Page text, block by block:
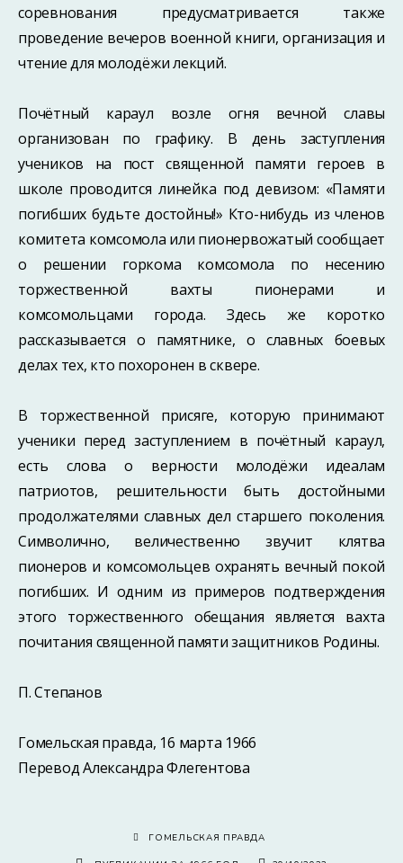
соревнования предусматривается также
проведение вечеров военной книги, организация и
чтение для молодёжи лекций.
Почётный караул возле огня вечной славы
организован по графику. В день заступления
учеников на пост священной памяти героев в
школе проводится линейка под девизом: «Памяти
погибших будьте достойны!» Кто-нибудь из членов
комитета комсомола или пионервожатый сообщает
о решении горкома комсомола по несению
торжественной вахты пионерами и
комсомольцами города. Здесь же коротко
рассказывается о памятнике, о славных боевых
делах тех, кто похоронен в сквере.
В торжественной присяге, которую принимают
ученики перед заступлением в почётный караул,
есть слова о верности молодёжи идеалам
патриотов, решительности быть достойными
продолжателями славных дел старшего поколения.
Символично, величественно звучит клятва
пионеров и комсомольцев охранять вечный покой
погибших. И одним из примеров подтверждения
этого торжественного обещания является вахта
почитания священной памяти защитников Родины.
П. Степанов
Гомельская правда, 16 марта 1966
Перевод Александра Флегентова
ГОМЕЛЬСКАЯ ПРАВДА